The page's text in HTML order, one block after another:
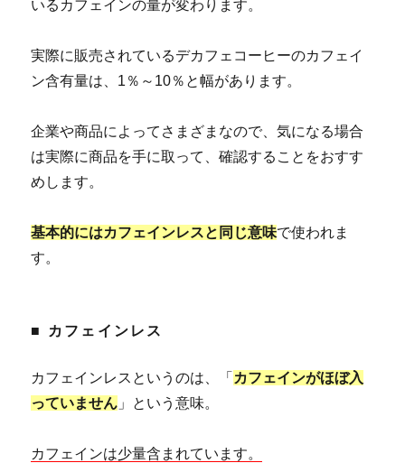
いるカフェインの量が変わります。
実際に販売されているデカフェコーヒーのカフェイ
ン含有量は、1％～10％と幅があります。
企業や商品によってさまざまなので、気になる場合
は実際に商品を手に取って、確認することをおすす
めします。
基本的にはカフェインレスと同じ意味で使われま
す。
■ カフェインレス
カフェインレスというのは、「 カフェインがほぼ入
っていません 」という意味。
カフェインは少量含まれています。